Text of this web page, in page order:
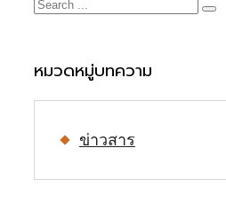
หมวดหมู่บทความ
ข่าวสาร